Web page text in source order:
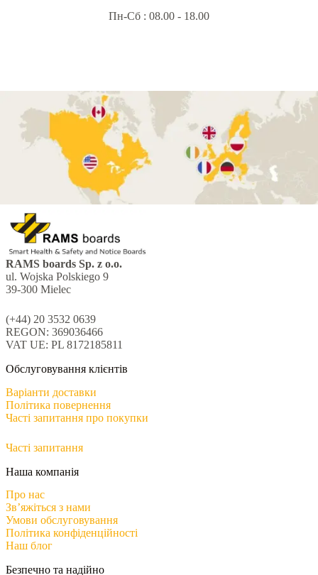
Пн-Сб : 08.00 - 18.00
RAMS boards Sp. z o.o.
ul. Wojska Polskiego 9
39-300 Mielec
(+44) 20 3532 0639
REGON: 369036466
VAT UE: PL 8172185811
Обслуговування клієнтів
Варіанти доставки
Політика повернення
Часті запитання про покупки
Часті запитання
Наша компанія
Про нас
Зв’яжіться з нами
Умови обслуговування
Політика конфіденційності
Наш блог
Безпечно та надійно